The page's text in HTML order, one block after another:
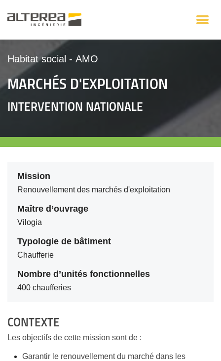
Habitat social - AMO
MARCHÉS D'EXPLOITATION
INTERVENTION NATIONALE
Mission
Renouvellement des marchés d'exploitation
Maître d’ouvrage
Vilogia
Typologie de bâtiment
Chaufferie
Nombre d’unités fonctionnelles
400 chaufferies
CONTEXTE
Les objectifs de cette mission sont de :
Garantir le renouvellement du marché dans les